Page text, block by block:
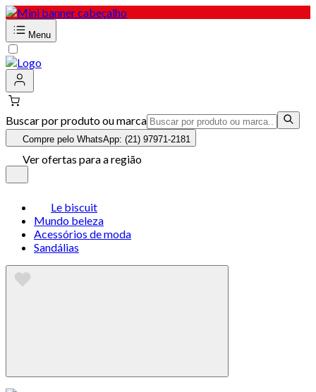
Menu
Buscar por produto ou marca
Compre pelo WhatsApp: (21) 97971-2181
Ver ofertas para a região
Le biscuit
Mundo beleza
Acessórios de moda
Sandálias